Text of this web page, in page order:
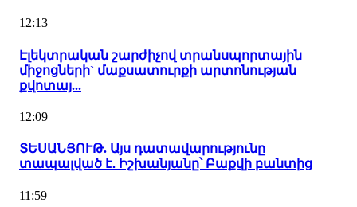
12:13
Էլեկտրական շարժիչով տրանսպորտային
միջոցների` մաքսատուրքի արտոնության
քվոտայ...
12:09
ՏԵՍԱՆՅՈՒԹ. Այս դատավարությունը
տապալված է․ Իշխանյանը՝ Բաքվի բանտից
11:59